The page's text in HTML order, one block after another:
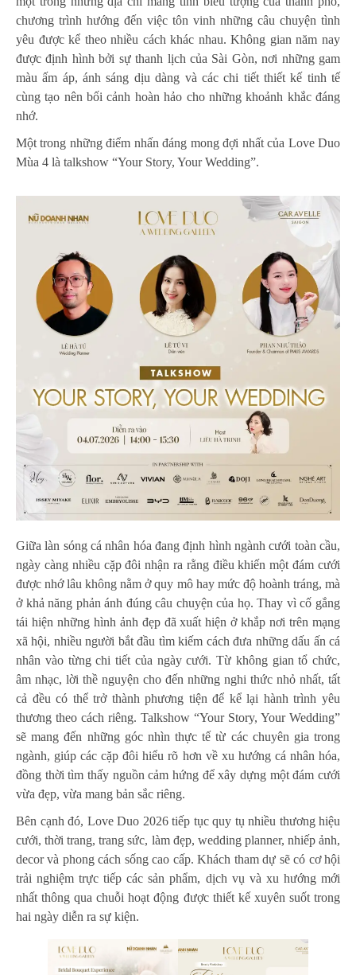
chương trình hướng đến việc tôn vinh những câu chuyện tình
yêu được kể theo nhiều cách khác nhau. Không gian năm nay
được định hình bởi sự thanh lịch của Sài Gòn, nơi những gam
màu ấm áp, ánh sáng dịu dàng và các chi tiết thiết kế tinh tế
cùng tạo nên bối cảnh hoàn hảo cho những khoảnh khắc đáng
nhớ.
Một trong những điểm nhấn đáng mong đợi nhất của Love Duo
Mùa 4 là talkshow “Your Story, Your Wedding”.
Giữa làn sóng cá nhân hóa đang định hình ngành cưới toàn cầu,
ngày càng nhiều cặp đôi nhận ra rằng điều khiến một đám cưới
được nhớ lâu không nằm ở quy mô hay mức độ hoành tráng, mà
ở khả năng phản ánh đúng câu chuyện của họ. Thay vì cố gắng
tái hiện những hình ảnh đẹp đã xuất hiện ở khắp nơi trên mạng
xã hội, nhiều người bắt đầu tìm kiếm cách đưa những dấu ấn cá
nhân vào từng chi tiết của ngày cưới. Từ không gian tổ chức,
âm nhạc, lời thề nguyện cho đến những nghi thức nhỏ nhất, tất
cả đều có thể trở thành phương tiện để kể lại hành trình yêu
thương theo cách riêng. Talkshow “Your Story, Your Wedding”
sẽ mang đến những góc nhìn thực tế từ các chuyên gia trong
ngành, giúp các cặp đôi hiểu rõ hơn về xu hướng cá nhân hóa,
đồng thời tìm thấy nguồn cảm hứng để xây dựng một đám cưới
vừa đẹp, vừa mang bản sắc riêng.
Bên cạnh đó, Love Duo 2026 tiếp tục quy tụ nhiều thương hiệu
cưới, thời trang, trang sức, làm đẹp, wedding planner, nhiếp ảnh,
decor và phong cách sống cao cấp. Khách tham dự sẽ có cơ hội
trải nghiệm trực tiếp các sản phẩm, dịch vụ và xu hướng mới
nhất thông qua chuỗi hoạt động được thiết kế xuyên suốt trong
hai ngày diễn ra sự kiện.